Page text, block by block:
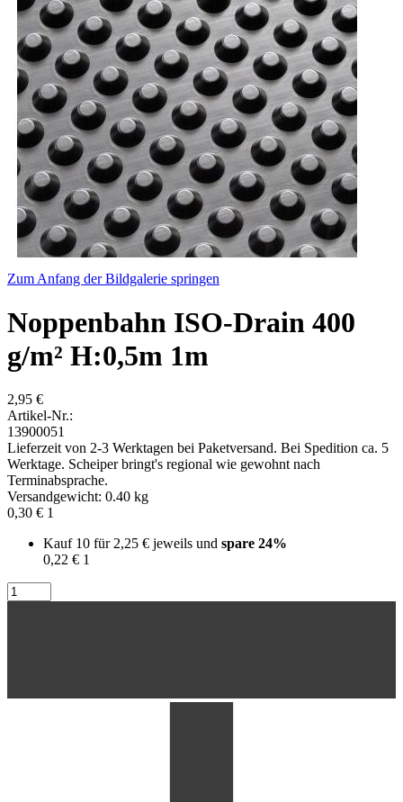
Zum Anfang der Bildgalerie springen
Noppenbahn ISO-Drain 400
g/m² H:0,5m 1m
2,95 €
Artikel-Nr.:
13900051
Lieferzeit von 2-3 Werktagen bei Paketversand. Bei Spedition ca. 5
Werktage. Scheiper bringt's regional wie gewohnt nach
Terminabsprache.
Versandgewicht: 0.40 kg
0,30 € 1
Kauf 10 für2,25 € jeweils und spare 24%
0,22 € 1